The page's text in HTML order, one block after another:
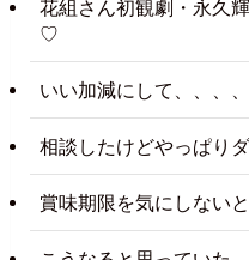
花組さん初観劇・永久
♡
いい加減にして、、、、
相談したけどやっぱり
賞味期限を気にしないと